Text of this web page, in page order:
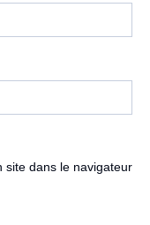
site dans le navigateur